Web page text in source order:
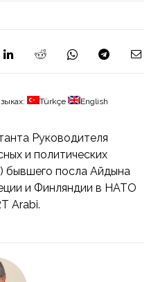
Türkçe English
Руководителя
и политических
посла Айдына
и Финляндии в НАТО
Arabi.